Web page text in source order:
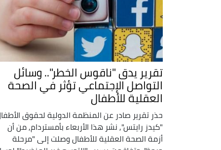
تقرير يدق "ناقوس الخطر".. وسائل
التواصل الإجتماعي تؤثر في الصحة
العقلية للأطفال
حذر تقرير صادر عن المنظمة الدولية لحقوق
"كيدز رايتس", نشر هذا الأربعاء بأمستردام, من أن
أزمة الصحة العقلية للأطفال وصلت إلى "مرحلة